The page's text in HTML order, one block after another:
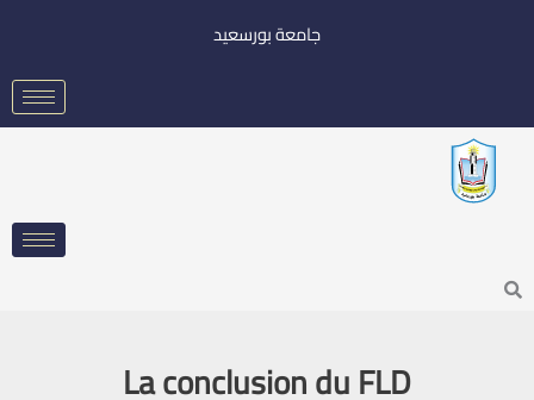
جامعة بورسعيد
Search
La conclusion du FLD